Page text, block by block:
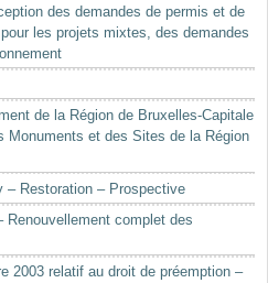
des demandes de permis et de
les projets mixtes, des demandes
de la Région de Bruxelles-Capitale
Monuments et des Sites de la Région
Restoration – Prospective
Renouvellement complet des
2003 relatif au droit de préemption –